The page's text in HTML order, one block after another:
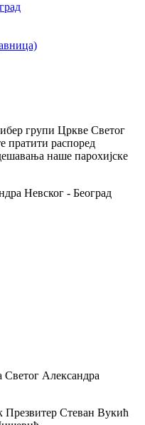
групи Цркве Светог
пратити распоред
наше парохијске
Невског - Београд
Светог Александра
Презвитер Стеван Вукић